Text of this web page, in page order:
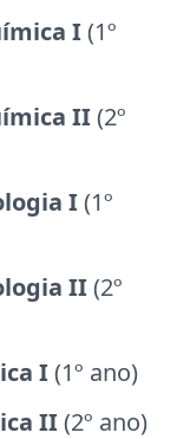
I(1º
II(2º
I(1º
II(2º
I(1º ano)
II(2º ano)